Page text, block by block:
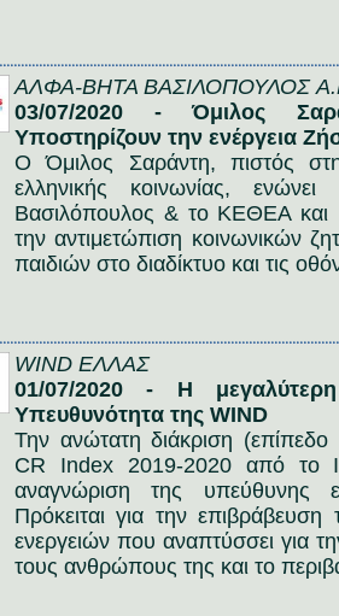
ΑΛΦΑ-ΒΗΤΑ ΒΑΣΙΛΟΠΟΥΛΟΣ
03/07/2020 - Όμιλος
Υποστηρίζουν την ενέργεια
Ο Όμιλος Σαράντη, πιστός
ελληνικής κοινωνίας,
Βασιλόπουλος & το ΚΕΘΕΑ και
την αντιμετώπιση κοινωνικών
παιδιών στο διαδίκτυο και τις
WIND ΕΛΛΑΣ
01/07/2020 - H
Υπευθυνότητα της WIND
Την ανώτατη διάκριση
CR Index 2019-2020 από το
αναγνώριση της υπεύθυνης
Πρόκειται για την
ενεργειών που αναπτύσσει για
τους ανθρώπους της και το